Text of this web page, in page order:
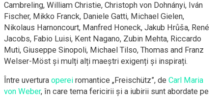
Cambreling, William Christie, Christoph von Dohnányi, Iván
Fischer, Mikko Franck, Daniele Gatti, Michael Gielen,
Nikolaus Harnoncourt, Manfred Honeck, Jakub Hrůša, René
Jacobs, Fabio Luisi, Kent Nagano, Zubin Mehta, Riccardo
Muti, Giuseppe Sinopoli, Michael Tilso, Thomas and Franz
Welser-Möst și mulți alți maeștri exigenți și inspirați.
Între uvertura operei romantice „Freischütz”, de Carl Maria
von Weber, în care tema fericirii și a iubirii sunt abordate pe